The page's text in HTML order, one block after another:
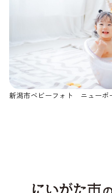
新潟市ベビーフォト ニューボ